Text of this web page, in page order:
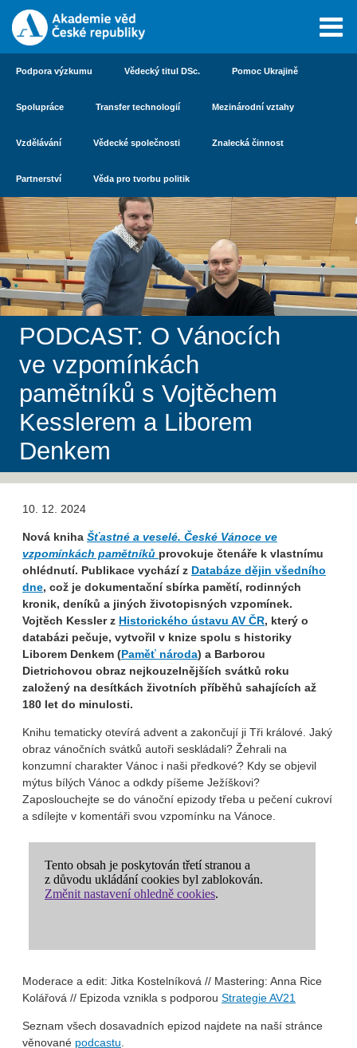
Podpora výzkumu Vědecký titul DSc. Pomoc Ukrajině
Spolupráce Transfer technologií Mezinárodní vztahy
Vzdělávání Vědecké společnosti Znalecká činnost
Partnerství Věda pro tvorbu politik
PODCAST: O Vánocích
ve vzpomínkách
pamětníků s Vojtěchem
Kesslerem a Liborem
Denkem
10. 12. 2024
Nová kniha Šťastné a veselé. České Vánoce ve
vzpomínkách pamětníků provokuje čtenáře k vlastnímu
ohlédnutí. Publikace vychází z Databáze dějin všedního
dne, což je dokumentační sbírka pamětí, rodinných
kronik, deníků a jiných životopisných vzpomínek.
Vojtěch Kessler z Historického ústavu AV ČR, který o
databázi pečuje, vytvořil v knize spolu s historiky
Liborem Denkem (Paměť národa) a Barborou
Dietrichovou obraz nejkouzelnějších svátků roku
založený na desítkách životních příběhů sahajících až
180 let do minulosti.
Knihu tematicky otevírá advent a zakončují ji Tři králové. Jaký
obraz vánočních svátků autoři seskládali? Žehrali na
konzumní charakter Vánoc i naši předkové? Kdy se objevil
mýtus bílých Vánoc a odkdy píšeme Ježíškovi?
Zaposlouchejte se do vánoční epizody třeba u pečení cukroví
a sdílejte v komentáři svou vzpomínku na Vánoce.
Moderace a edit: Jitka Kostelníková // Mastering: Anna Rice
Kolářová // Epizoda vznikla s podporou Strategie AV21
Seznam všech dosavadních epizod najdete na naší stránce
věnované podcastu.